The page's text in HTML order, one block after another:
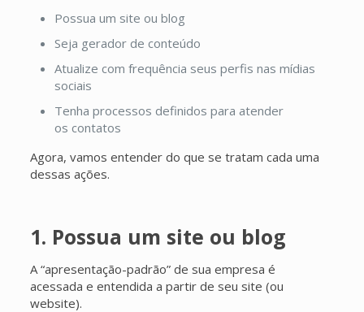
Possua um site ou blog
Seja gerador de conteúdo
Atualize com frequência seus perfis nas mídias
sociais
Tenha processos definidos para atender
os contatos
Agora, vamos entender do que se tratam cada uma
dessas ações.
1. Possua um site ou blog
A “apresentação-padrão” de sua empresa é
acessada e entendida a partir de seu site (ou
website).